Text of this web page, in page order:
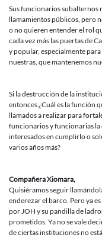
Sus funcionarios subalternos
llamamientos públicos, pero
o no quieren entender el rol
cada vez más las puertas de
y popular, especialmente
nuestras, que mantenemos
Si la destrucción de la
entonces ¿Cuál es la función
llamados a realizar para
funcionarios y funcionarias la
interesados en cumplirlo o
varios años más?
Compañera Xiomara,
Quisiéramos seguir
enderezar el barco. Pero ya
por JOH y su pandilla de
prometidos. Ya no se vale
de ciertas instituciones no